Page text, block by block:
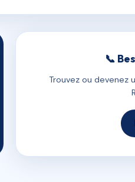
📞
Trouvez ou devenez